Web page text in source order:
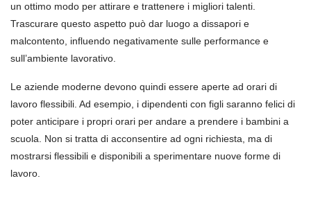
un ottimo modo per attirare e trattenere i migliori talenti.
Trascurare questo aspetto può dar luogo a dissapori e
malcontento, influendo negativamente sulle performance e
sull’ambiente lavorativo.
Le aziende moderne devono quindi essere aperte ad orari di
lavoro flessibili. Ad esempio, i dipendenti con figli saranno felici di
poter anticipare i propri orari per andare a prendere i bambini a
scuola. Non si tratta di acconsentire ad ogni richiesta, ma di
mostrarsi flessibili e disponibili a sperimentare nuove forme di
lavoro.